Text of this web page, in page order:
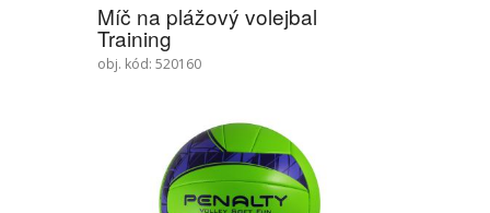
Míč na plážový volejbal
Training
obj. kód: 520160